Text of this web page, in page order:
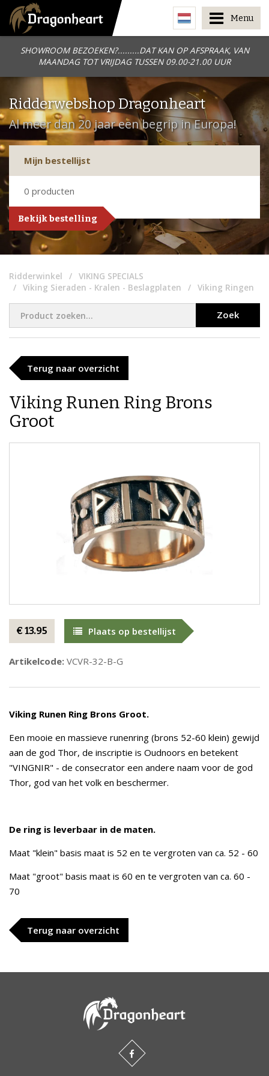
SHOWROOM BEZOEKEN?.........DAT KAN OP AFSPRAAK, VAN
MAANDAG TOT VRIJDAG TUSSEN 09.00-21.00 UUR
Menu
Ridderwebshop Dragonheart
Al meer dan 20 jaar een begrip in Europa!
Mijn bestellijst
0 producten
Bekijk bestelling
Ridderwinkel
VIKING SPECIALS
Viking Sieraden - Kralen - Beslagplaten
Viking Ringen
Zoek
Terug naar overzicht
Viking Runen Ring Brons
Groot
€ 13.95 Plaats op bestellijst
Artikelcode: VCVR-32-B-G
Viking Runen Ring Brons Groot.
Een mooie en massieve runenring (brons 52-60 klein) gewijd
aan de god Thor, de inscriptie is Oudnoors en betekent
"VINGNIR" - de consecrator een andere naam voor de god
Thor, god van het volk en beschermer.
De ring is leverbaar in de maten.
Maat "klein" basis maat is 52 en te vergroten van ca. 52 - 60
Maat "groot" basis maat is 60 en te vergroten van ca. 60 -
70
Terug naar overzicht